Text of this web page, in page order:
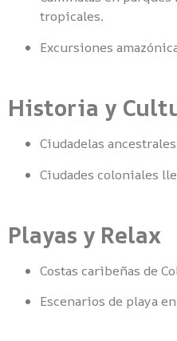
tropicales.
Excursiones
Historia y
Ciudadelas
Ciudades coloniales
Playas y Relax
Costas caribeñas de
Escenarios de playa